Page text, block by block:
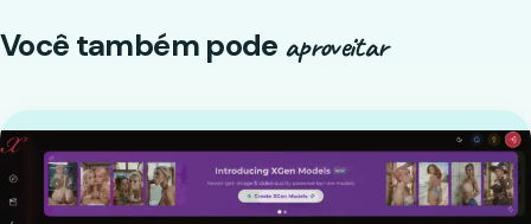
Você também pode aproveitar